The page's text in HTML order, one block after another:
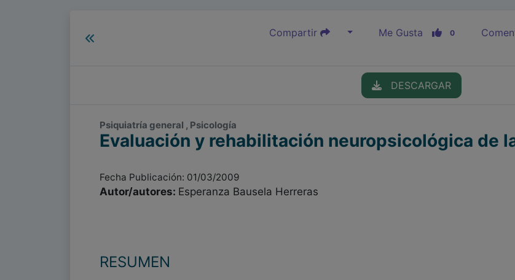
Compartir Me Gusta 0
DESCARGAR
Psiquiatría general , Psicología
Evaluación y rehabilitación neuropsicológica de
Fecha Publicación: 01/03/2009
Autor/autores: Esperanza Bausela Herreras
RESUMEN